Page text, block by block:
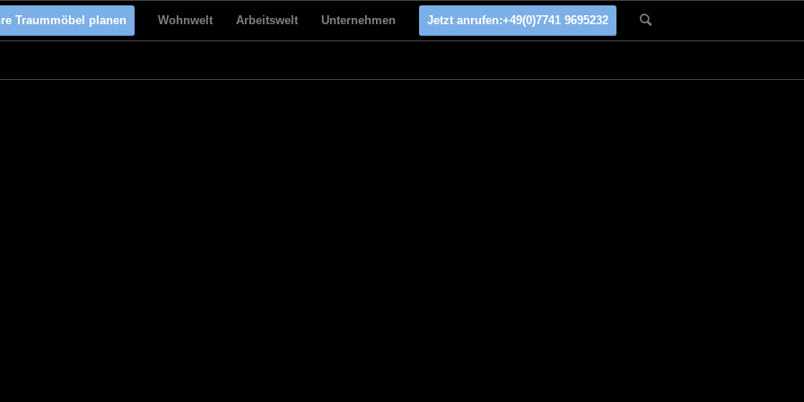
Traummöbel planen Wohnwelt Arbeitswelt Unternehmen Jetzt anrufen:+49(0)7741 9695232